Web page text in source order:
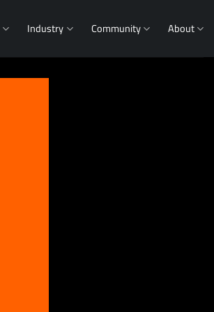
Industry Community About